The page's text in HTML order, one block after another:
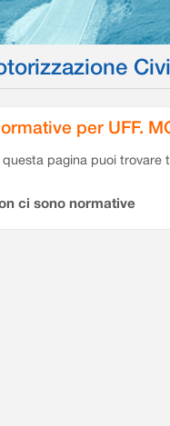
per UFF.
questa pagina puoi
ci sono normative